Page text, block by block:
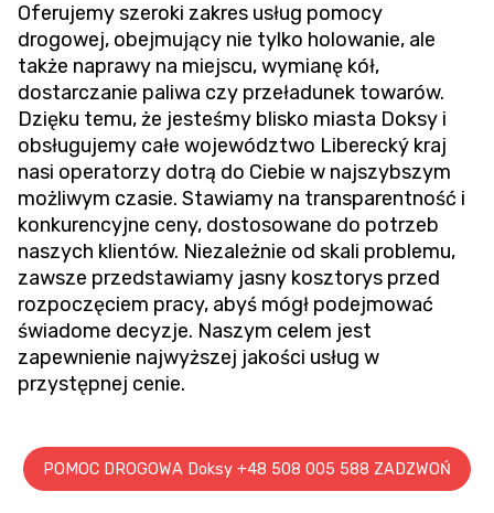
Oferujemy szeroki zakres usług pomocy
drogowej, obejmujący nie tylko holowanie, ale
także naprawy na miejscu, wymianę kół,
dostarczanie paliwa czy przeładunek towarów.
Dzięku temu, że jesteśmy blisko miasta Doksy i
obsługujemy całe województwo Liberecký kraj
nasi operatorzy dotrą do Ciebie w najszybszym
możliwym czasie. Stawiamy na transparentność i
konkurencyjne ceny, dostosowane do potrzeb
naszych klientów. Niezależnie od skali problemu,
zawsze przedstawiamy jasny kosztorys przed
rozpoczęciem pracy, abyś mógł podejmować
świadome decyzje. Naszym celem jest
zapewnienie najwyższej jakości usług w
przystępnej cenie.
POMOC DROGOWA Doksy +48 508 005 588 ZADZWOŃ